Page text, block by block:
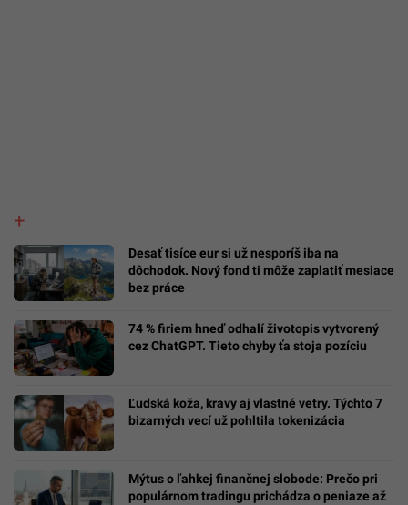
Desať tisíce eur si už nesporíš iba na
dôchodok. Nový fond ti môže zaplatiť mesiace
bez práce
74 % firiem hneď odhalí životopis vytvorený
cez ChatGPT. Tieto chyby ťa stoja pozíciu
Ľudská koža, kravy aj vlastné vetry. Týchto 7
bizarných vecí už pohltila tokenizácia
Mýtus o ľahkej finančnej slobode: Prečo pri
populárnom tradingu prichádza o peniaze až